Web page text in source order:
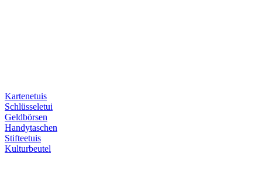
Kartenetuis
Schlüsseletui
Geldbörsen
Handytaschen
Stifteetuis
Kulturbeutel